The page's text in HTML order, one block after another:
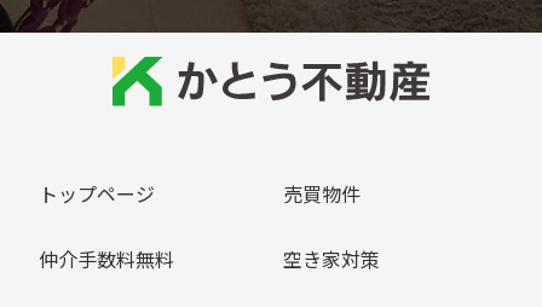
トップページ 売買物件
仲介手数料無料 空き家対策